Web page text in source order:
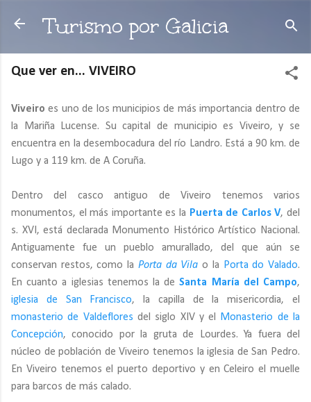
Ir al contenido principal
Turismo por Galicia
Que ver en... VIVEIRO
Viveiro es uno de los municipios de más importancia dentro de
la Mariña Lucense. Su capital de municipio es Viveiro, y se
encuentra en la desembocadura del río Landro. Está a 90 km. de
Lugo y a 119 km. de A Coruña.
Dentro del casco antiguo de Viveiro tenemos varios
monumentos, el más importante es la Puerta de Carlos V, del
s. XVI, está declarada Monumento Histórico Artístico Nacional.
Antiguamente fue un pueblo amurallado, del que aún se
conservan restos, como la Porta da Vila o la Porta do Valado.
En cuanto a iglesias tenemos la deSanta María del Campo,
iglesia de San Francisco, la capilla de la misericordia, el
monasterio de Valdeflores del siglo XIV y el
Monasterio de la
Concepción, conocido por la gruta de Lourdes. Ya fuera del
núcleo de población de Viveiro tenemos la iglesia de San Pedro.
En Viveiro tenemos el puerto deportivo y en Celeiro el muelle
para barcos de más calado.